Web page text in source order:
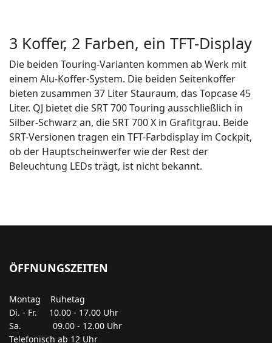
3 Koffer, 2 Farben, ein TFT-Display
Die beiden Touring-Varianten kommen ab Werk mit
einem Alu-Koffer-System. Die beiden Seitenkoffer
bieten zusammen 37 Liter Stauraum, das Topcase 45
Liter. QJ bietet die SRT 700 Touring ausschließlich in
Silber-Schwarz an, die SRT 700 X in Grafitgrau. Beide
SRT-Versionen tragen ein TFT-Farbdisplay im Cockpit,
ob der Hauptscheinwerfer wie der Rest der
Beleuchtung LEDs trägt, ist nicht bekannt.
ÖFFNUNGSZEITEN
Montag Ruhetag
Di. - Fr. 10.00 - 17.00 Uhr
Sa. 09.00 - 12.00 Uhr
Telefonisch ab 12 Uhr